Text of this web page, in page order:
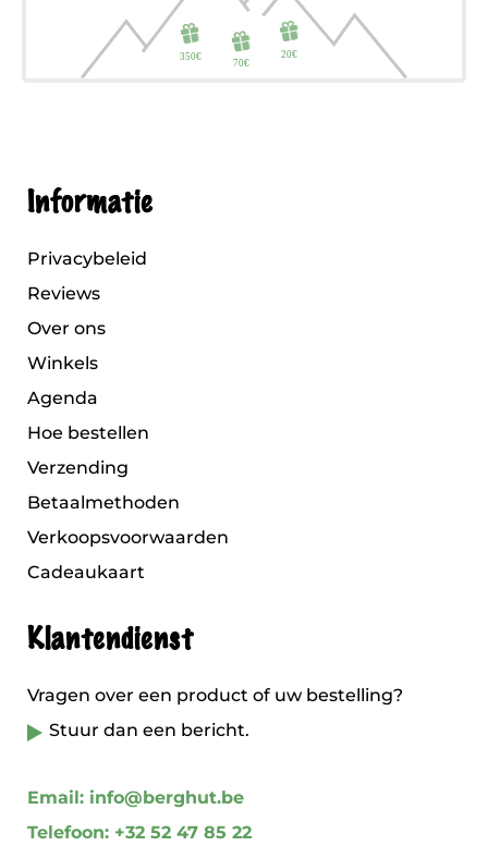
Informatie
Privacybeleid
Reviews
Over ons
Winkels
Agenda
Hoe bestellen
Verzending
Betaalmethoden
Verkoopsvoorwaarden
Cadeaukaart
Klantendienst
Vragen over een product of uw bestelling?
Stuur dan een bericht.
Email: info@berghut.be
Telefoon: +32 52 47 85 22